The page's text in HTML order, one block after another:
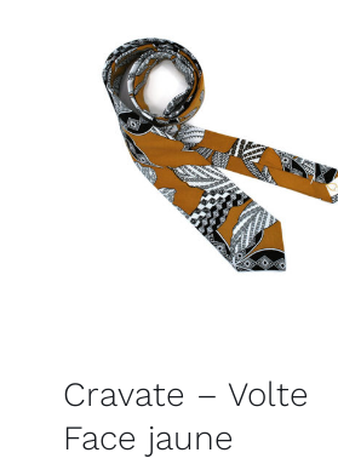
Cravate – Volte
Face jaune